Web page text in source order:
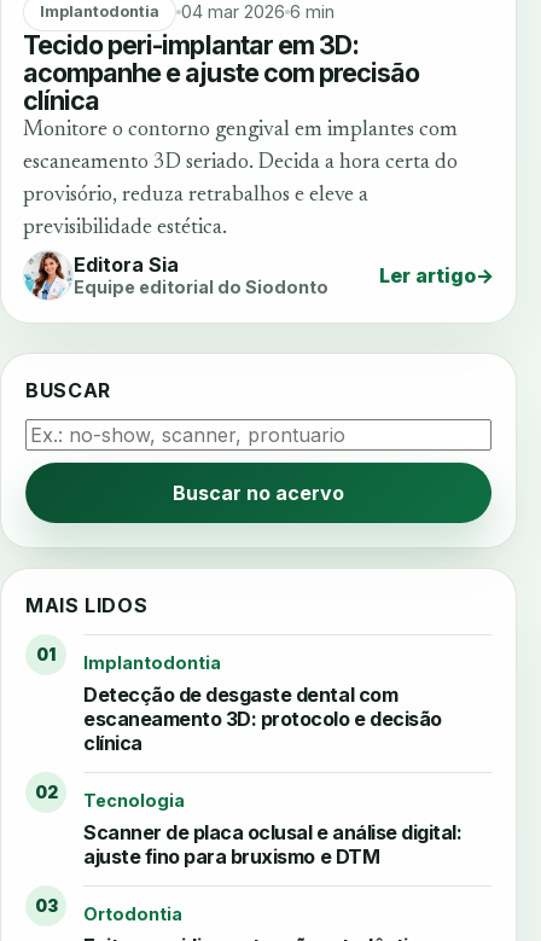
Implantodontia 04 mar 2026 6 min
Tecido peri-implantar em 3D:
acompanhe e ajuste com precisão
clínica
Monitore o contorno gengival em implantes com
escaneamento 3D seriado. Decida a hora certa do
provisório, reduza retrabalhos e eleve a
previsibilidade estética.
Editora Sia
Equipe editorial do Siodonto Ler artigo→
BUSCAR
Buscar no acervo
MAIS LIDOS
01 Implantodontia
Detecção de desgaste dental com
escaneamento 3D: protocolo e decisão
clínica
02 Tecnologia
Scanner de placa oclusal e análise digital:
ajuste fino para bruxismo e DTM
03 Ortodontia